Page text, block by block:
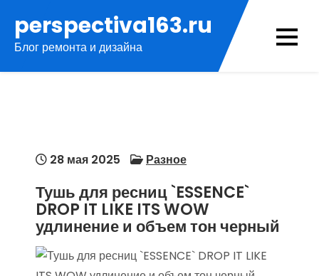
содержимому
perspectiva163.ru
Блог ремонта и дизайна
28 мая 2025 Разное
Тушь для ресниц `ESSENCE`
DROP IT LIKE ITS WOW
удлинение и объем тон черный